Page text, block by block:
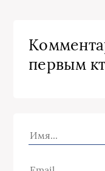
первым